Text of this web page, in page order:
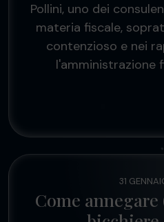
Pollini, uno dei
materia fiscale,
contenzioso e nei
l'amministrazione
31
Come